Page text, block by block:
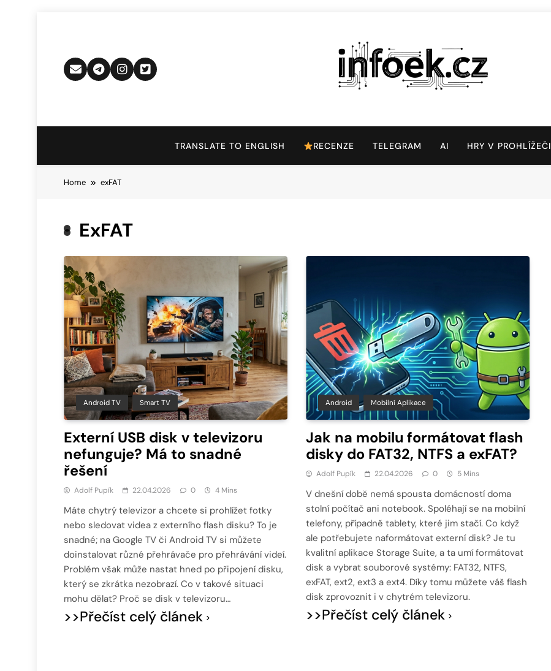
Infoek.cz
TRANSLATE TO ENGLISH RECENZE TELEGRAM AI HRY V PROHLÍŽEČI
Home exFAT
ExFAT
Android TV Smart TV
Externí USB disk v televizoru
nefunguje? Má to snadné
řešení
Adolf Pupík 22.04.2026 0 4 Mins
Máte chytrý televizor a chcete si prohlížet fotky
nebo sledovat videa z externího flash disku? To je
snadné; na Google TV či Android TV si můžete
doinstalovat různé přehrávače pro přehrávání videí.
Problém však může nastat hned po připojení disku,
který se zkrátka nezobrazí. Co v takové situaci
mohu dělat? Proč se disk v televizoru…
>>Přečíst celý článek
Android Mobilní Aplikace
Jak na mobilu formátovat flash
disky do FAT32, NTFS a exFAT?
Adolf Pupík 22.04.2026 0 5 Mins
V dnešní době nemá spousta domácností doma
stolní počítač ani notebook. Spoléhají se na mobilní
telefony, případně tablety, které jim stačí. Co když
ale potřebujete naformátovat externí disk? Je tu
kvalitní aplikace Storage Suite, a ta umí formátovat
disk a vybrat souborové systémy: FAT32, NTFS,
exFAT, ext2, ext3 a ext4. Díky tomu můžete váš flash
disk zprovoznit i v chytrém televizoru.
>>Přečíst celý článek